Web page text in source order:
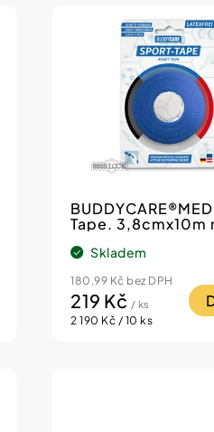
Tape. 3,8cmx10m
Skladem
180,99 Kč bez DPH
219 Kč / ks
Měrná
2 190 Kč / 10 ks